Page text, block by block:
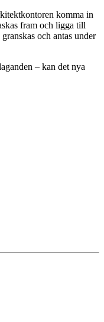
komma in
fram och ligga till
och antas under
– kan det nya